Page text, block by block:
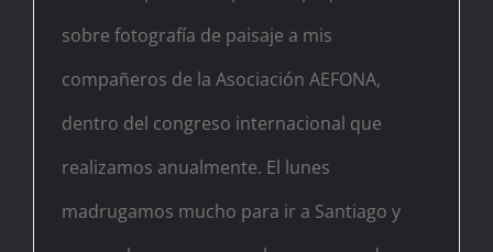
sobre fotografía de paisaje a mis
compañeros de la Asociación AEFONA,
dentro del congreso internacional que
realizamos anualmente. El lunes
madrugamos mucho para ir a Santiago y